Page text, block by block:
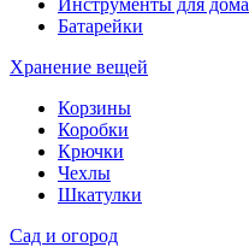
Инструменты для дома
Батарейки
Хранение вещей
Корзины
Коробки
Крючки
Чехлы
Шкатулки
Сад и огород